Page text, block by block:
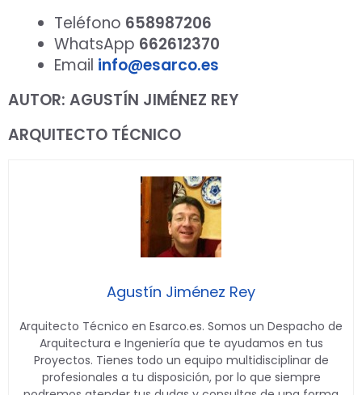
Teléfono 658987206
WhatsApp 662612370
Email info@esarco.es
AUTOR: AGUSTÍN JIMÉNEZ REY
ARQUITECTO TÉCNICO
Agustín Jiménez Rey
Arquitecto Técnico en Esarco.es. Somos un Despacho de
Arquitectura e Ingeniería que te ayudamos en tus
Proyectos. Tienes todo un equipo multidisciplinar de
profesionales a tu disposición, por lo que siempre